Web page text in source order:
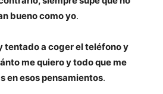
bueno como yo.
tentado a coger el teléfono y
me quiero y todo que me
en esos pensamientos.